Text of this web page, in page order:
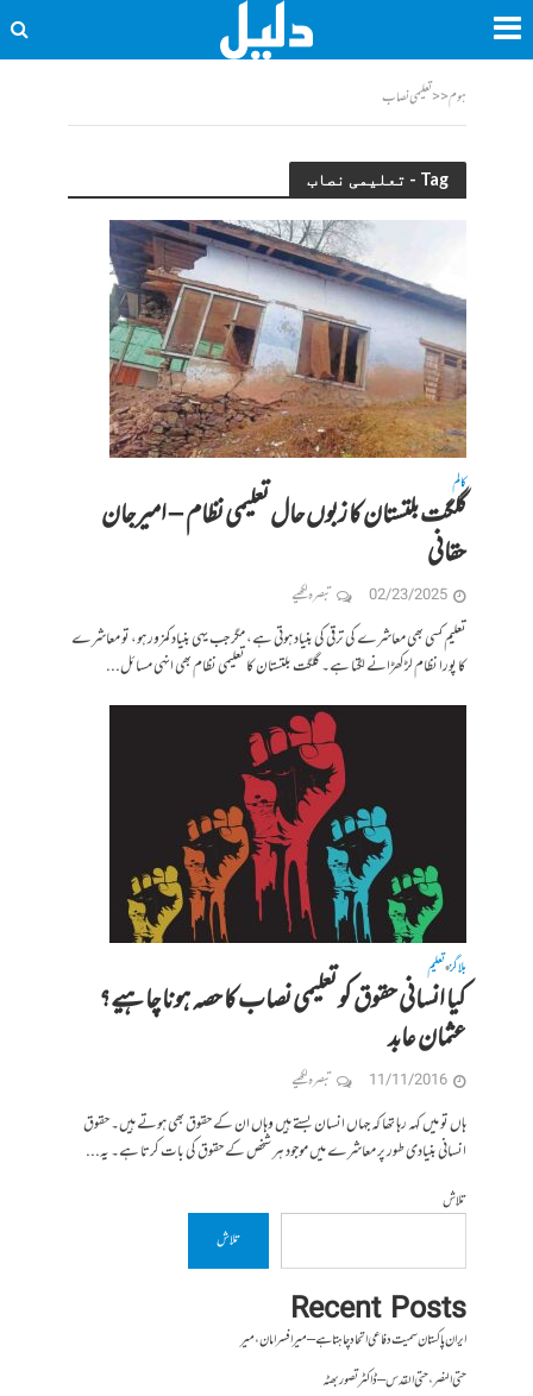
ہوم<<تعلیمی نصاب
Tag - تعلیمی نصاب
کالم
گلگت بلتستان کا زبوں حال تعلیمی نظام – امیرجان
حقانی
02/23/2025 تبصرہ لکھیے
تعلیم کسی بھی معاشرے کی ترقی کی بنیاد ہوتی ہے، مگر جب یہی بنیاد کمزور ہو، تو معاشرے
کا پورا نظام لڑکھڑانے لگتا ہے۔ گلگت بلتستان کا تعلیمی نظام بھی انہی مسائل...
بلاگز•تعلیم
کیا انسانی حقوق کو تعلیمی نصاب کا حصہ ہونا چاہیے؟
عثمان عابد
11/11/2016 تبصرہ لکھیے
ہاں تو میں کہہ رہا تھا کہ جہاں انسان بستے ہیں وہاں ان کے حقوق بھی ہوتے ہیں۔ حقوق
انسانی بنیادی طور پر معاشرے میں موجود ہر شخص کے حقوق کی بات کرتا ہے۔ یہ...
تلاش
تلاش
Recent Posts
ایران پاکستان سمیت دفاعی اتحاد چاہتا ہے – میر افسر امان،میر
حتی النصر ، حتی القدس – ڈاکٹر تصور بھٹہ